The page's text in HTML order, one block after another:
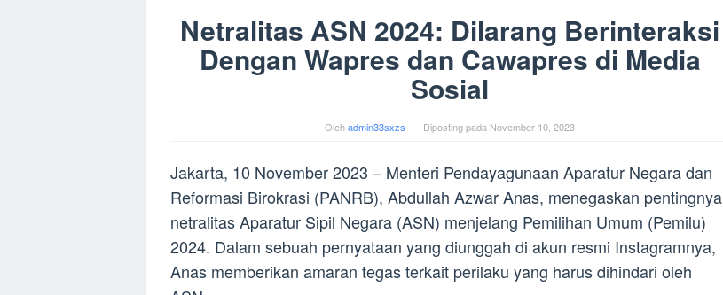
Netralitas ASN 2024: Dilarang Berinteraksi
Dengan Wapres dan Cawapres di Media
Sosial
Olehadmin33sxzs Diposting pada November 10, 2023
Jakarta, 10 November 2023 – Menteri Pendayagunaan Aparatur Negara dan
Reformasi Birokrasi (PANRB), Abdullah Azwar Anas, menegaskan pentingnya
netralitas Aparatur Sipil Negara (ASN) menjelang Pemilihan Umum (Pemilu)
2024. Dalam sebuah pernyataan yang diunggah di akun resmi Instagramnya,
Anas memberikan amaran tegas terkait perilaku yang harus dihindari oleh